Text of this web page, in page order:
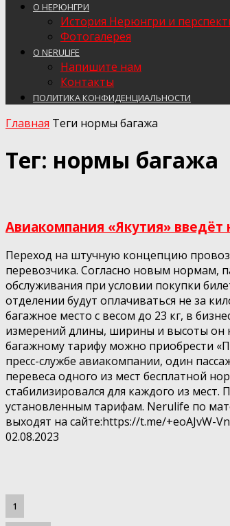
О НЕРЮНГРИ
История Нерюнгри и
Фотогалерея
О NERULIFE
Напишите нам
Контакты
ПОЛИТИКА КОНФИДЕНЦИАЛЬНОСТИ
Главная Теги нормы багажа
Тег: нормы багажа
Авиакомпания «Якутия» введёт
Переход на штучную концепцию
перевозчика. Согласно новым нормам,
обслуживания при условии покупки
отделении будут оплачиваться не за
багажное место с весом до 23 кг, в
измерений длины, ширины и высоты он
багажному тарифу можно приобрести
пресс-службе авиакомпании, один
перевеса одного из мест бесплатной
стабилизировался для каждого из
установленным тарифам. Nerulife по
выходят на сайте:https://t.me/+eoAJvW-
02.08.2023
1